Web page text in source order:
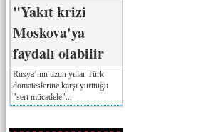
"Yakıt krizi
Moskova'ya
faydalı olabilir
Rusya’nın uzun yıllar Türk
domateslerine karşı yürttüğü
"sert mücadele"...